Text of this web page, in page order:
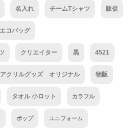
名入れ チームTシャツ 販促
コバッグ
クリエイター 黒 4521
アクリルグッズ オリジナル 物販
タオル 小ロット カラフル
ポップ ユニフォーム